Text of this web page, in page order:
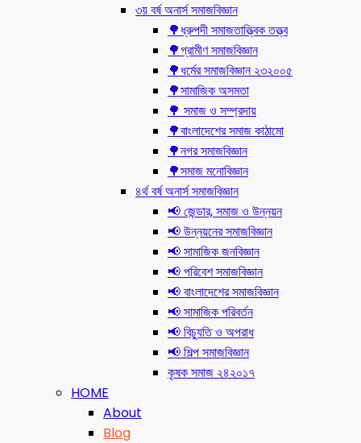
৩য় বর্ষ অনার্স সমাজবিজ্ঞান
🌳ধ্রুপদী সমাজতাত্ত্বিক তত্ত্ব
🌳গ্রামীণ সমাজবিজ্ঞান
🌳ধর্মের সমাজবিজ্ঞান ২৩২০০৫
🌳সামাজিক অসমতা
🌳 সমাজ ও সম্প্রদায়
🌳বাংলাদেশের সমাজ কাঠামো
🌳নগর সমাজবিজ্ঞান
🌳সমাজ মনোবিজ্ঞান
৪র্থ বর্ষ অনার্স সমাজবিজ্ঞান
📢 জেন্ডার, সমাজ ও উন্নয়ন
📢 উন্নয়নের সমাজবিজ্ঞান
📢 সামাজিক জনবিজ্ঞান
📢 পরিবেশ সমাজবিজ্ঞান
📢 বাংলাদেশের সমাজবিজ্ঞান
📢 সামাজিক পরিবর্তন
📢 বিচ্যুতি ও অপরাধ
📢 শিল্প সমাজবিজ্ঞান
কৃষক সমাজ ২৪২০১৭
HOME
About
Blog